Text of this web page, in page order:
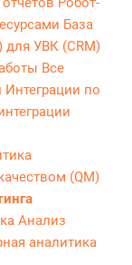
База
УВК (CRM)
Все
Интеграции по
(QM)
Анализ
аналитика